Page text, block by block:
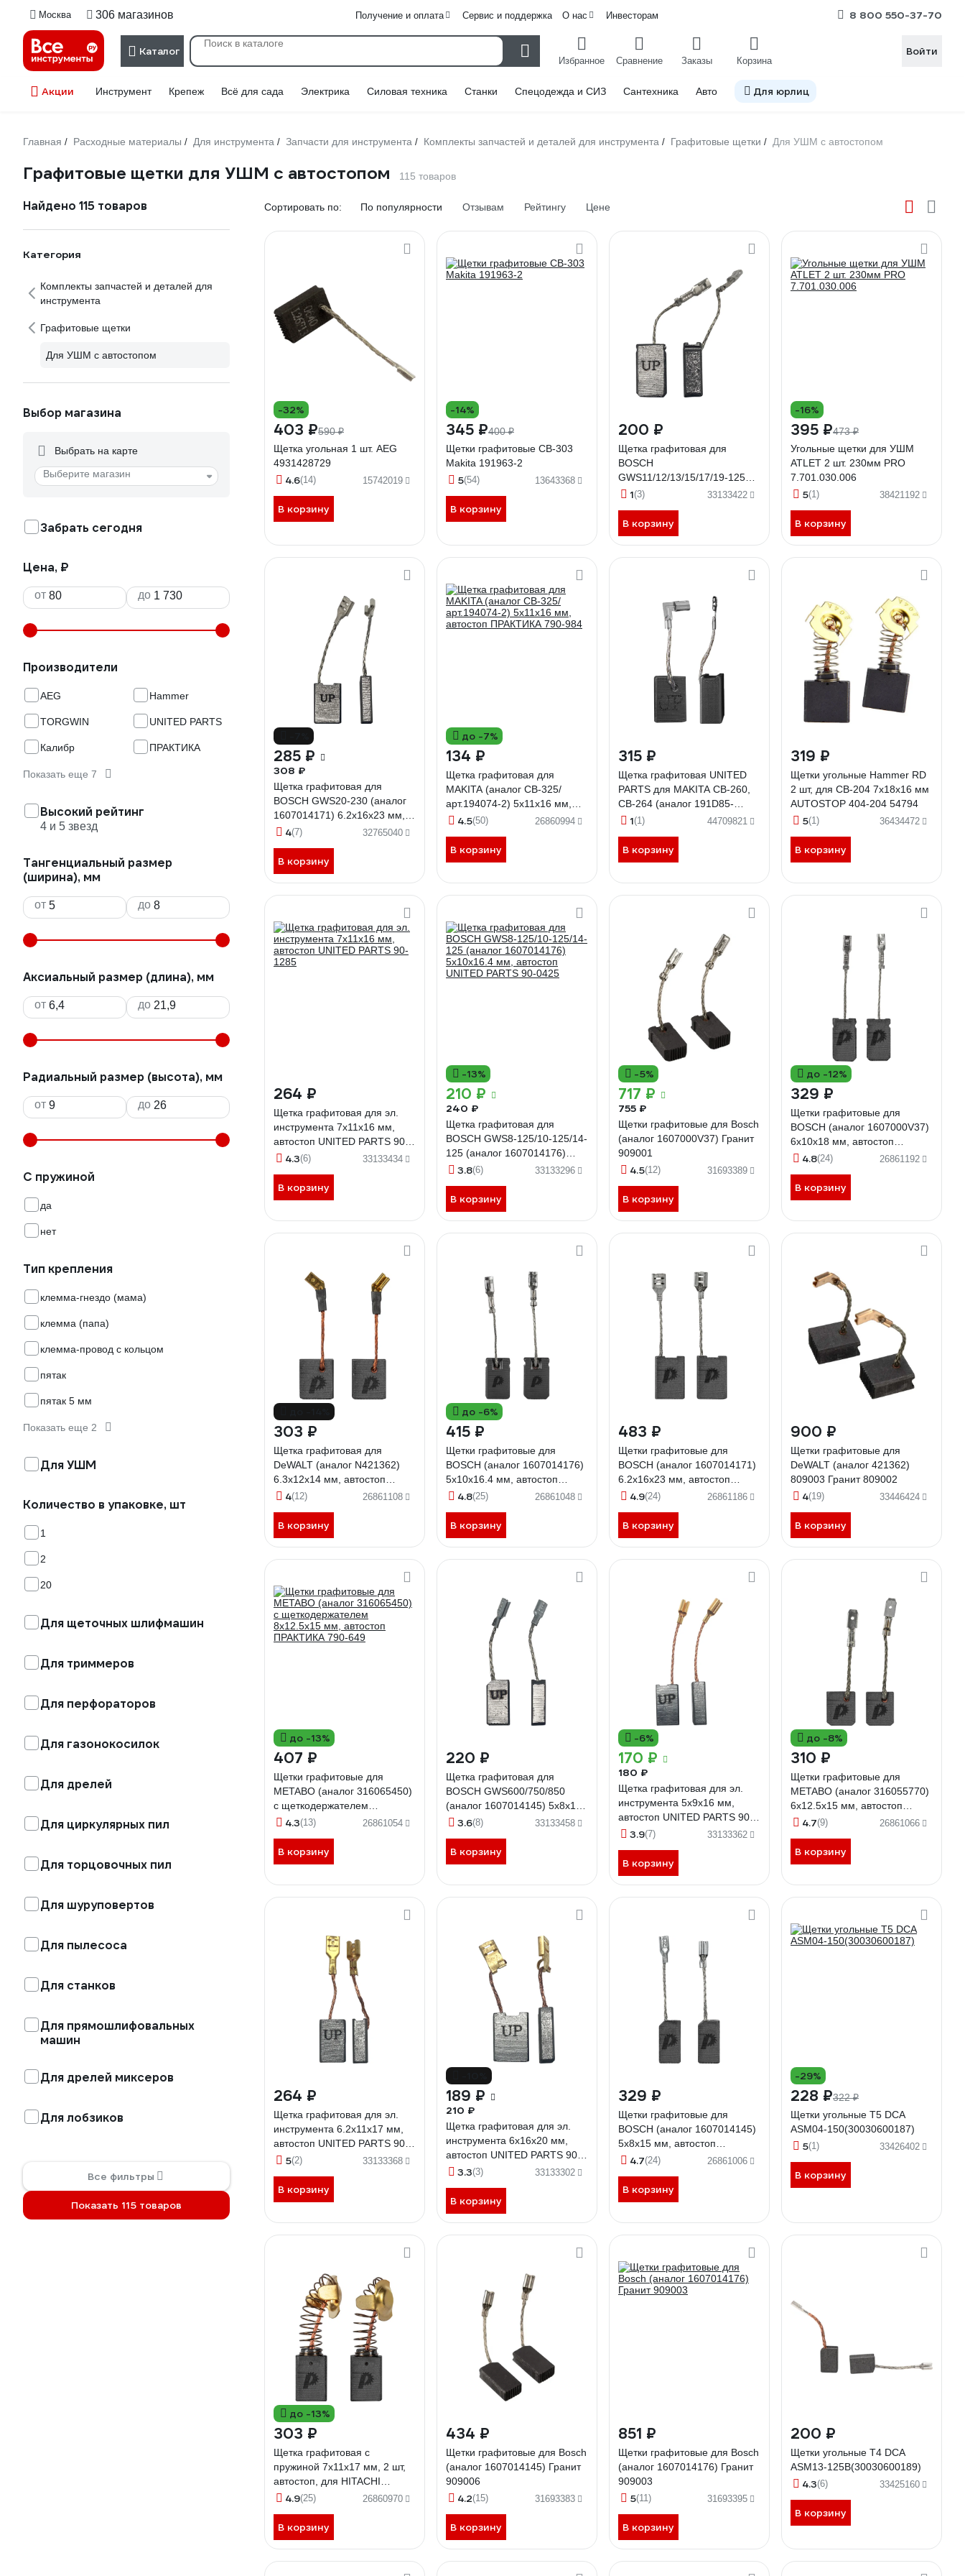
Москва 306 магазинов Получение и оплата Сервис и поддержка О нас Инвесторам 8 800 550-37-70
Каталог
Избранное Сравнение Заказы Корзина
Войти
Акции Инструмент Крепеж Всё для сада Электрика Силовая техника Станки Спецодежда и СИЗ Сантехника Авто Для юрлиц
Главная / Расходные материалы / Для инструмента / Запчасти для инструмента / Комплекты запчастей и деталей для инструмента / Графитовые щетки / Для УШМ с автостопом
Графитовые щетки для УШМ с автостопом 115 товаров
Найдено 115 товаров
Категория
Комплекты запчастей и деталей для
инструмента
Графитовые щетки
Для УШМ с автостопом
Выбор магазина
Выбрать на карте
Выберите магазин
Забрать сегодня
Цена, ₽
от до
Производители
AEG Hammer
TORGWIN UNITED PARTS
Калибр ПРАКТИКА
Показать еще 7
Высокий рейтинг
4 и 5 звезд
Тангенциальный размер
(ширина), мм
от до
Аксиальный размер (длина), мм
от до
Радиальный размер (высота), мм
от до
С пружиной
да
нет
Тип крепления
клемма-гнездо (мама)
клемма (папа)
клемма-провод с кольцом
пятак
пятак 5 мм
Показать еще 2
Для УШМ
Количество в упаковке, шт
1
2
20
Для щеточных шлифмашин
Для триммеров
Для перфораторов
Для газонокосилок
Для дрелей
Для циркулярных пил
Для торцовочных пил
Для шуруповертов
Для пылесоса
Для станков
Для прямошлифовальных
машин
Для дрелей миксеров
Для лобзиков
Все фильтры
Показать 115 товаров
Сортировать по: По популярности Отзывам Рейтингу Цене
-32%
403 ₽590 ₽
Щетка угольная 1 шт. AEG
4931428729
4.6(14) 15742019
В корзину
-14%
345 ₽400 ₽
Щетки графитовые CB-303
Makita 191963-2
5(54) 13643368
В корзину
200 ₽
Щетка графитовая для
BOSCH
GWS11/12/13/15/17/19-125
CI/CIE (аналог 1607000V37,
автостоп UNITED PARTS 90-
0809
1(3) 33133422
В корзину
-16%
395 ₽473 ₽
Угольные щетки для УШМ
ATLET 2 шт. 230мм PRO
7.701.030.006
5(1) 38421192
В корзину
285 ₽
308 ₽
Щетка графитовая для
BOSCH GWS20-230 (аналог
1607014171) 6.2x16x23 мм,
автостоп UNITED PARTS 90-
4(7) 32765040
В корзину
до -7%
134 ₽
Щетка графитовая для
MAKITA (аналог CB-325/
арт.194074-2) 5x11x16 мм,
автостоп ПРАКТИКА 790-984
4.5(50) 26860994
В корзину
315 ₽
Щетка графитовая UNITED
PARTS для MAKITA СВ-260,
CB-264 (аналог 191D85-
2/1910M3-7) 7х11х15 мм
1(1) 44709821
В корзину
319 ₽
Щетки угольные Hammer RD
2 шт, для CB-204 7x18x16 мм
AUTOSTOP 404-204 54794
5(1) 36434472
В корзину
264 ₽
Щетка графитовая для эл.
инструмента 7x11x16 мм,
автостоп UNITED PARTS 90-
1285
4.3(6) 33133434
В корзину
-13%
210 ₽
240 ₽
Щетка графитовая для
BOSCH GWS8-125/10-125/14-
125 (аналог 1607014176)
5x10x16.4 мм, автостоп
3.8(6) 33133296
В корзину
-5%
717 ₽
755 ₽
Щетки графитовые для Bosch
(аналог 1607000V37) Гранит
909001
4.5(12) 31693389
В корзину
до -12%
329 ₽
Щетки графитовые для
BOSCH (аналог 1607000V37)
6x10x18 мм, автостоп
ПРАКТИКА 790-748
4.8(24) 26861192
В корзину
303 ₽
Щетка графитовая для
DeWALT (аналог N421362)
6.3x12x14 мм, автостоп
ПРАКТИКА 790-632
4(12) 26861108
В корзину
до -6%
415 ₽
Щетки графитовые для
BOSCH (аналог 1607014176)
5x10x16.4 мм, автостоп
ПРАКТИКА 790-786
4.8(25) 26861048
В корзину
483 ₽
Щетки графитовые для
BOSCH (аналог 1607014171)
6.2x16x23 мм, автостоп
ПРАКТИКА 790-762
4.9(24) 26861186
В корзину
900 ₽
Щетки графитовые для
DeWALT (аналог 421362)
809003 Гранит 809002
4(19) 33446424
В корзину
до -13%
407 ₽
Щетки графитовые для
METABO (аналог 316065450)
с щеткодержателем
8x12.5x15 мм, автостоп
4.3(13) 26861054
В корзину
220 ₽
Щетка графитовая для
BOSCH GWS600/750/850
(аналог 1607014145) 5x8х15
мм, автостоп UNITED PARTS
3.6(8) 33133458
В корзину
-6%
170 ₽
180 ₽
Щетка графитовая для эл.
инструмента 5x9х16 мм,
автостоп UNITED PARTS 90-
1284
3.9(7) 33133362
В корзину
до -8%
310 ₽
Щетки графитовые для
METABO (аналог 316055770)
6x12.5x15 мм, автостоп
ПРАКТИКА 790-731
4.7(9) 26861066
В корзину
264 ₽
Щетка графитовая для эл.
инструмента 6.2x11x17 мм,
автостоп UNITED PARTS 90-
1286
5(2) 33133368
В корзину
189 ₽
210 ₽
Щетка графитовая для эл.
инструмента 6x16x20 мм,
автостоп UNITED PARTS 90-
1288
3.3(3) 33133302
В корзину
329 ₽
Щетки графитовые для
BOSCH (аналог 1607014145)
5x8x15 мм, автостоп
ПРАКТИКА 790-793
4.7(24) 26861006
В корзину
-29%
228 ₽322 ₽
Щетки угольные T5 DCA
ASM04-150(30030600187)
5(1) 33426402
В корзину
до -13%
303 ₽
Щетка графитовая с
пружиной 7x11x17 мм, 2 шт,
автостоп, для HITACHI
(аналог 999043) ПРАКТИКА
4.9(25) 26860970
В корзину
434 ₽
Щетки графитовые для Bosch
(аналог 1607014145) Гранит
909006
4.2(15) 31693383
В корзину
851 ₽
Щетки графитовые для Bosch
(аналог 1607014176) Гранит
909003
5(11) 31693395
В корзину
200 ₽
Щетки угольные T4 DCA
ASM13-125B(30030600189)
4.3(6) 33425160
В корзину